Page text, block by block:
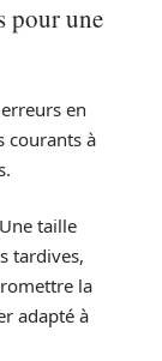
pour une
en
courants à
Une taille
tardives,
la
adapté à